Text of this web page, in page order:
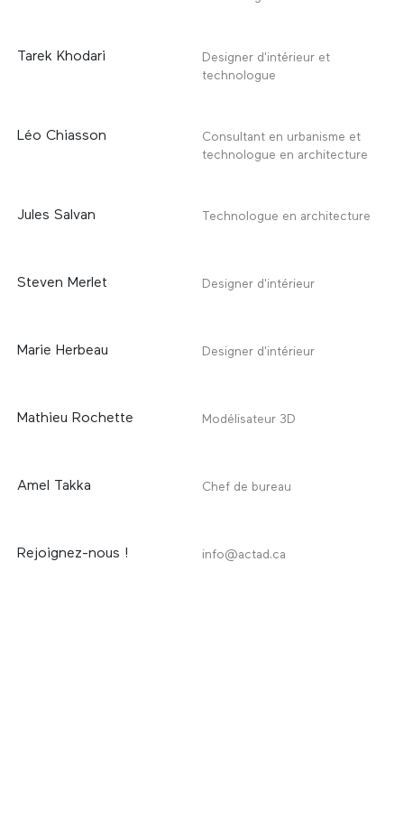
Tarek Khodari
Designer d'intérieur et
technologue
Léo Chiasson
Consultant en urbanisme et
technologue en architecture
Jules Salvan Technologue en architecture
Steven Merlet Designer d'intérieur
Marie Herbeau Designer d'intérieur
Mathieu Rochette Modélisateur 3D
Amel Takka Chef de bureau
Rejoignez-nous ! info@actad.ca